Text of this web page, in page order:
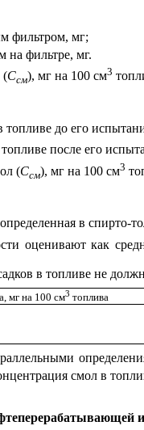
фильтром, мг;
на фильтре, мг.
(Ссм), мг на 100 см3
топливе до его
после его
(Ссм), мг на 100 см3
в спирто-
оценивают как
в топливе не
мг на 100 см3 топлива
смол в